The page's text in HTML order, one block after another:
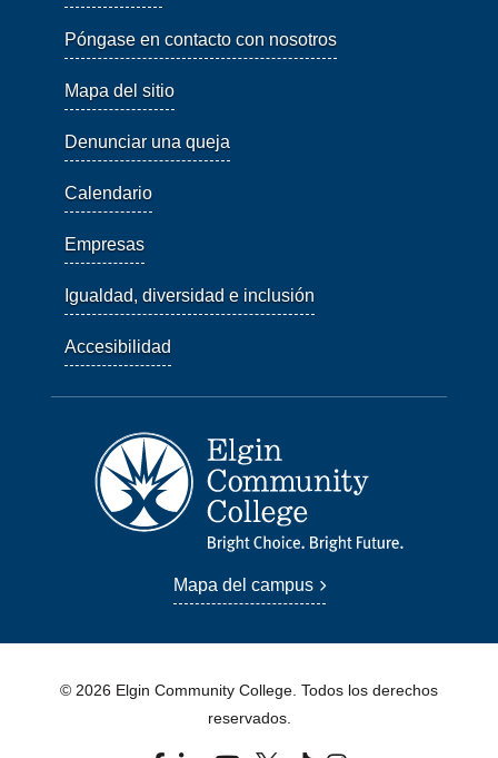
Póngase en contacto con nosotros
Mapa del sitio
Denunciar una queja
Calendario
Empresas
Igualdad, diversidad e inclusión
Accesibilidad
Mapa del campus
© 2026 Elgin Community College. Todos los derechos
reservados.